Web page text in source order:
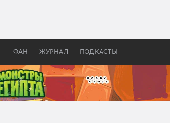
ФАН ЖУРНАЛ ПОДКАСТЫ
бы «Властелина колец»